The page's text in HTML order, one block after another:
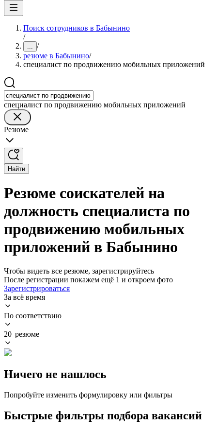
Поиск сотрудников в Бабынино
/
... /
резюме в Бабынино/
специалист по продвижению мобильных приложений
специалист по продвижению мобильных приложений
Резюме
Найти
Резюме соискателей на
должность специалиста по
продвижению мобильных
приложений в Бабынино
Чтобы видеть все резюме, зарегистрируйтесь
После регистрации покажем ещё 1 и откроем фото
Зарегистрироваться
За всё время
По соответствию
20 резюме
Ничего не нашлось
Попробуйте изменить формулировку или фильтры
Быстрые фильтры подбора вакансий